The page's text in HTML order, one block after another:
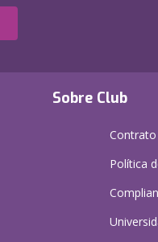
Sobre Club
Política